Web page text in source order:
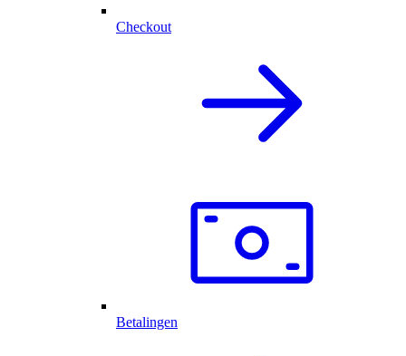
Checkout
Betalingen